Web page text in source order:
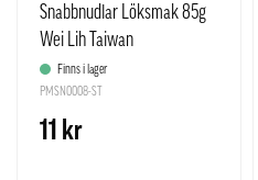
Snabbnudlar Löksmak 85g
Wei Lih Taiwan
Finns i lager
PMSN0008-ST
11 kr